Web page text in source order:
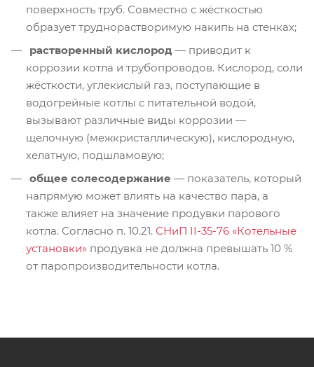
поверхность труб. Совместно с жёсткостью
образует труднорастворимую накипь на стенках;
растворенный кислород — приводит к
коррозии котла и трубопроводов. Кислород, соли
жёсткости, углекислый газ, поступающие в
водогрейные котлы с питательной водой,
вызывают различные виды коррозии —
щелочную (межкристаллическую), кислородную,
хелатную, подшламовую;
общее солесодержание — показатель, который
напрямую может влиять на качество пара, а
также влияет на значение продувки парового
котла. Согласно п. 10.21. СНиП II-35-76 «Котельные
установки» продувка не должна превышать 10 %
от паропроизводительности котла.